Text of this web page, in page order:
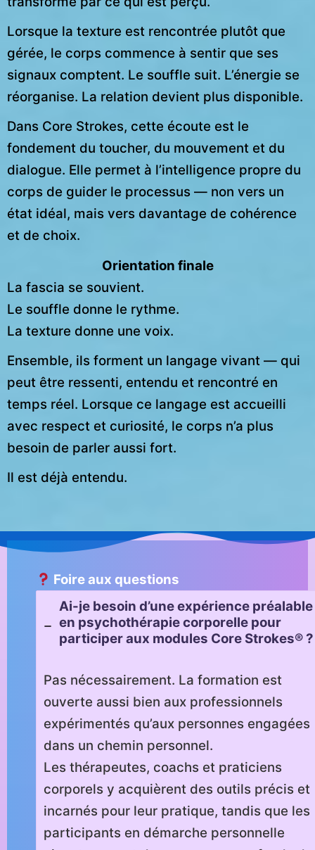
Lorsque la texture est rencontrée plutôt que
gérée, le corps commence à sentir que ses
signaux comptent. Le souffle suit. L’énergie se
réorganise. La relation devient plus disponible.
Dans Core Strokes, cette écoute est le
fondement du toucher, du mouvement et du
dialogue. Elle permet à l’intelligence propre du
corps de guider le processus — non vers un
état idéal, mais vers davantage de cohérence
et de choix.
Orientation finale
La fascia se souvient.
Le souffle donne le rythme.
La texture donne une voix.
Ensemble, ils forment un langage vivant — qui
peut être ressenti, entendu et rencontré en
temps réel. Lorsque ce langage est accueilli
avec respect et curiosité, le corps n’a plus
besoin de parler aussi fort.
Il est déjà entendu.
Foire aux questions
Ai-je besoin d’une expérience préalable
en psychothérapie corporelle pour
participer aux modules Core Strokes® ?
Pas nécessairement. La formation est
ouverte aussi bien aux professionnels
expérimentés qu’aux personnes engagées
dans un chemin personnel.
Les thérapeutes, coachs et praticiens
corporels y acquièrent des outils précis et
incarnés pour leur pratique, tandis que les
participants en démarche personnelle